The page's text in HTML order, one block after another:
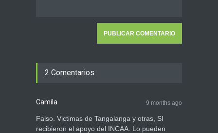
2 Comentarios
Camila 9 months ago
Falso. Victimas de Tangalanga y otras, SI
recibieron el apoyo del INCAA. Lo pueden